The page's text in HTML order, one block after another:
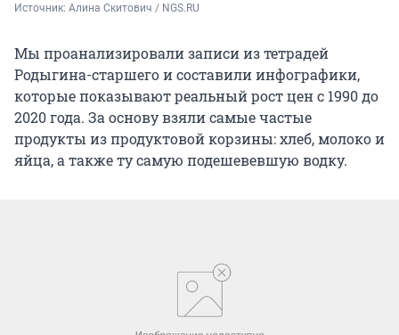
Источник: Алина Скитович / NGS.RU
Мы проанализировали записи из тетрадей
Родыгина-старшего и составили инфографики,
которые показывают реальный рост цен с 1990 до
2020 года. За основу взяли самые частые
продукты из продуктовой корзины: хлеб, молоко и
яйца, а также ту самую подешевевшую водку.